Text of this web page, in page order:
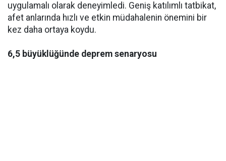
uygulamalı olarak deneyimledi. Geniş katılımlı tatbikat,
afet anlarında hızlı ve etkin müdahalenin önemini bir
kez daha ortaya koydu.
6,5 büyüklüğünde deprem senaryosu